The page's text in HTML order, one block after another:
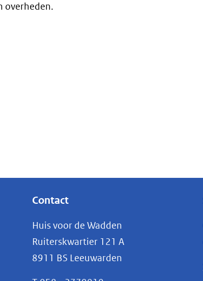
overheden.
Contact
Huis voor de Wadden
Ruiterskwartier 121 A
8911 BS Leeuwarden